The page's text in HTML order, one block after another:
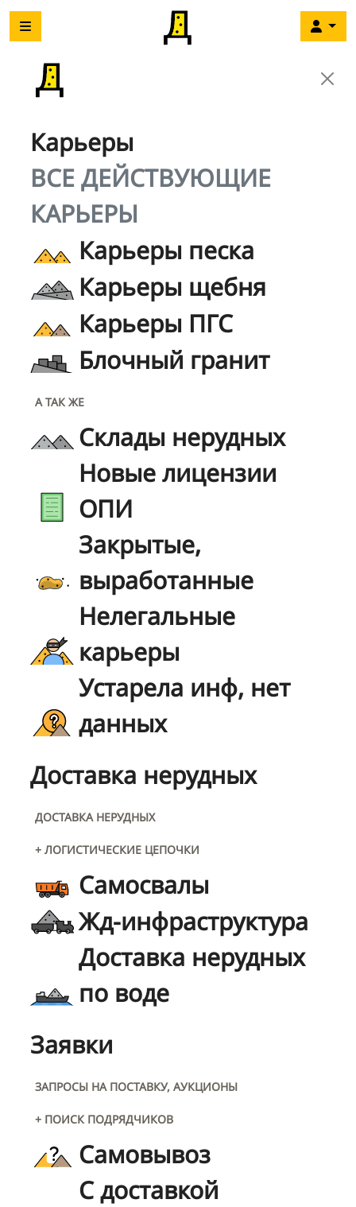
Карьеры
ВСЕ ДЕЙСТВУЮЩИЕ
КАРЬЕРЫ
Карьеры песка
Карьеры щебня
Карьеры ПГС
Блочный гранит
А ТАК ЖЕ
Склады нерудных
Новые лицензии
ОПИ
Закрытые,
выработанные
Нелегальные
карьеры
Устарела инф, нет
данных
Доставка нерудных
ДОСТАВКА НЕРУДНЫХ
+ ЛОГИСТИЧЕСКИЕ ЦЕПОЧКИ
Самосвалы
Жд-инфраструктура
Доставка нерудных
по воде
Заявки
ЗАПРОСЫ НА ПОСТАВКУ, АУКЦИОНЫ
+ ПОИСК ПОДРЯДЧИКОВ
Самовывоз
С доставкой